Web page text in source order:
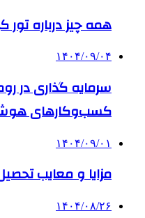
همه چیز درباره تور
۱۴۰۴/۰۹/۰۴
سرمایه گذاری در
کسب‌وکارهای
۱۴۰۴/۰۹/۰۱
مزایا و معایب تحصیل
۱۴۰۴/۰۸/۲۶